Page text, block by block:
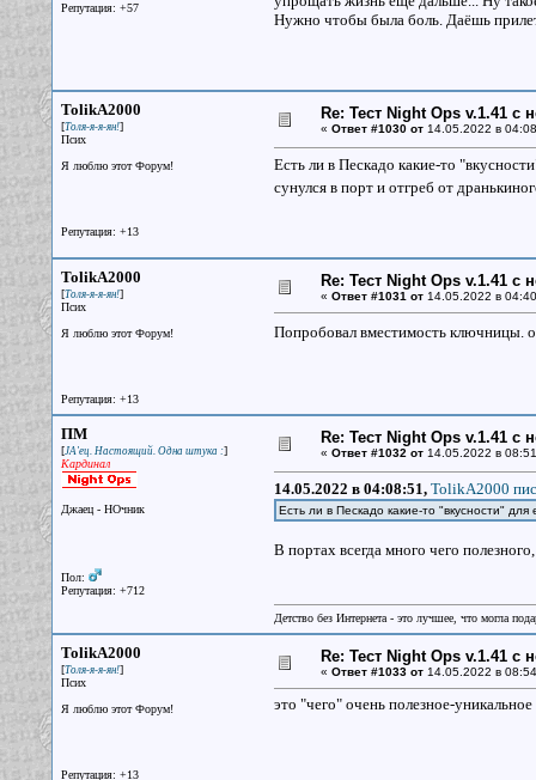
Репутация: +57
Нужно чтобы была боль. Даёшь
TolikA2000
[Толя-я-я-ян!]
Псих
Я люблю этот Форум!
Репутация: +13
Re: Тест Night Ops v.1.41 с
« Ответ #1030 от14.05.2022 в
Есть ли в Пескадо какие-то
сунулся в порт и отгреб от
TolikA2000
[Толя-я-я-ян!]
Псих
Я люблю этот Форум!
Репутация: +13
Re: Тест Night Ops v.1.41 с
« Ответ #1031 от14.05.2022 в
Попробовал вместимость ключницы.
ПМ
[JA'ец. Настоящий. Одна штука :]
Кардинал
Джаец - НОчник
Пол:
Репутация: +712
Re: Тест Night Ops v.1.41 с
« Ответ #1032 от14.05.2022 в
14.05.2022 в 04:08:51, TolikA2000
Есть ли в Пескадо какие-то "вкусности" для
В портах всегда много чего
Детство без Интернета - это лучшее, что могла
TolikA2000
[Толя-я-я-ян!]
Псих
Я люблю этот Форум!
Репутация: +13
Re: Тест Night Ops v.1.41 с
« Ответ #1033 от14.05.2022 в
это "чего" очень полезное-